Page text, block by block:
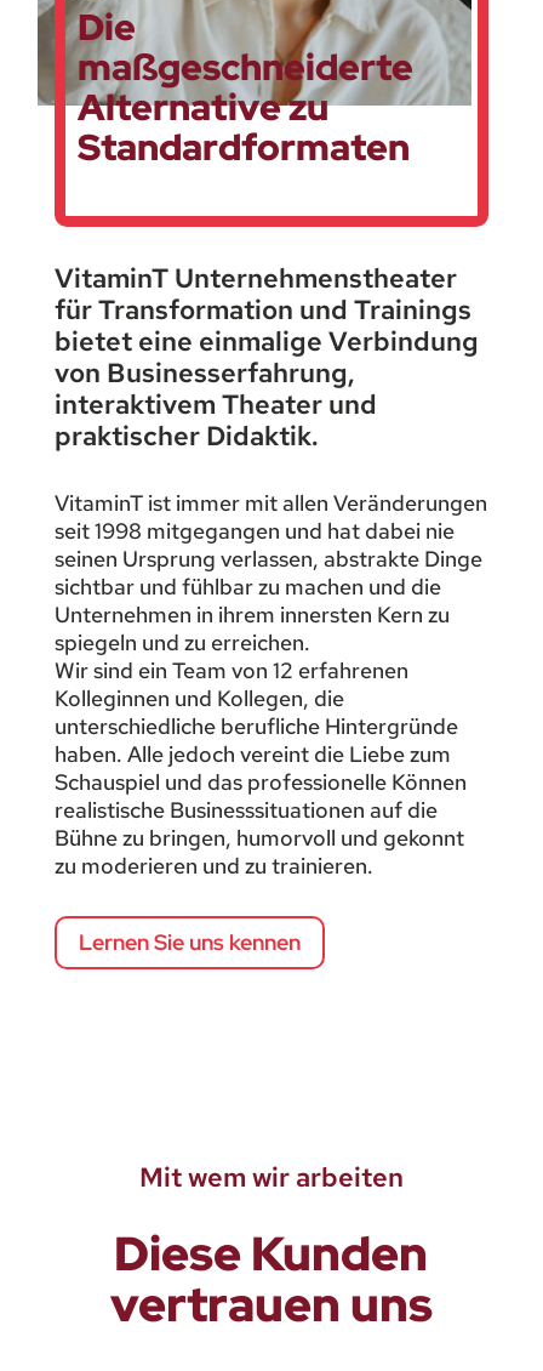
Die
maßgeschneiderte
Alternative zu
Standardformaten
VitaminT Unternehmenstheater
für Transformation und Trainings
bietet eine einmalige Verbindung
von Businesserfahrung,
interaktivem Theater und
praktischer Didaktik.
VitaminT ist immer mit allen Veränderungen
seit 1998 mitgegangen und hat dabei nie
seinen Ursprung verlassen, abstrakte Dinge
sichtbar und fühlbar zu machen und die
Unternehmen in ihrem innersten Kern zu
spiegeln und zu erreichen.
Wir sind ein Team von 12 erfahrenen
Kolleginnen und Kollegen, die
unterschiedliche berufliche Hintergründe
haben. Alle jedoch vereint die Liebe zum
Schauspiel und das professionelle Können
realistische Businesssituationen auf die
Bühne zu bringen, humorvoll und gekonnt
zu moderieren und zu trainieren.
Lernen Sie uns kennen
Mit wem wir arbeiten
Diese Kunden
vertrauen uns